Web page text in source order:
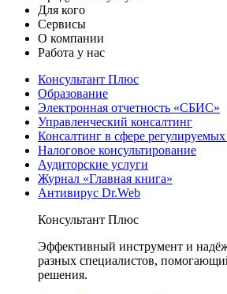
Для кого
Сервисы
О компании
Работа у нас
Консультант Плюс
Образование
Электронная отчетность «СБИС»
Управленческий консалтинг
Консалтинг в сфере регулируемых
Налоговое консультирование
Аудиторские услуги
Журнал «Главная книга»
Антивирус Dr.Web
Консультант Плюс
Эффективный инструмент и
разных специалистов,
решения.